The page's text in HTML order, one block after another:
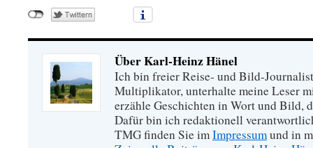
Über Karl-Heinz Hänel
Ich bin freier Reise- und Bild-
Multiplikator, unterhalte meine Leser
erzähle Geschichten in Wort und Bild,
Dafür bin ich redaktionell
TMG finden Sie imImpressumund in